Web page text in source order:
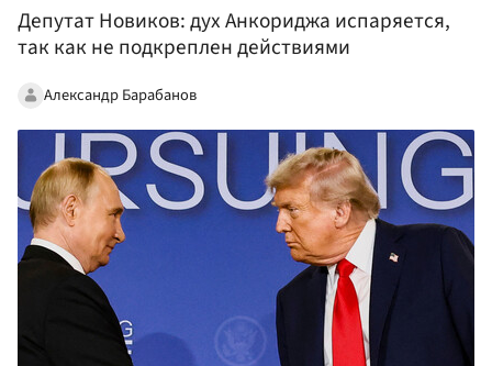
Депутат Новиков: дух Анкориджа испаряется,
так как не подкреплен действиями
Александр Барабанов